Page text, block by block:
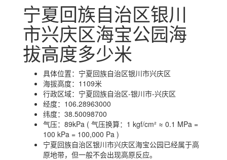
宁夏回族自治区银川
市兴庆区海宝公园海
拔高度多少米
具体位置： 宁夏回族自治区银川市兴庆区
海拔高度： 1109米
行政区域： 宁夏回族自治区-银川市-兴庆区
经度： 106.28963000
纬度： 38.50098700
气压： 89kPa ( 气压换算：1 kgf/cm² ≈ 0.1 MPa =
100 kPa = 100,000 Pa )
宁夏回族自治区银川市兴庆区海宝公园已经属于高
原地带，但一般不会出现高原反应。